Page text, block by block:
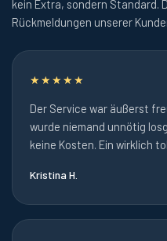
kein Extra, sondern Standard.
Rückmeldungen unserer
★★★★★
Der Service war äußerst
wurde niemand unnötig
keine Kosten. Ein wirklich
Kristina H.